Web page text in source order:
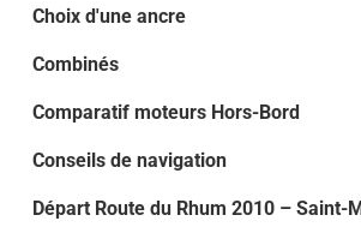
Choix d'une ancre
Combinés
Comparatif moteurs Hors-Bord
Conseils de navigation
Départ Route du Rhum 2010 – Saint-